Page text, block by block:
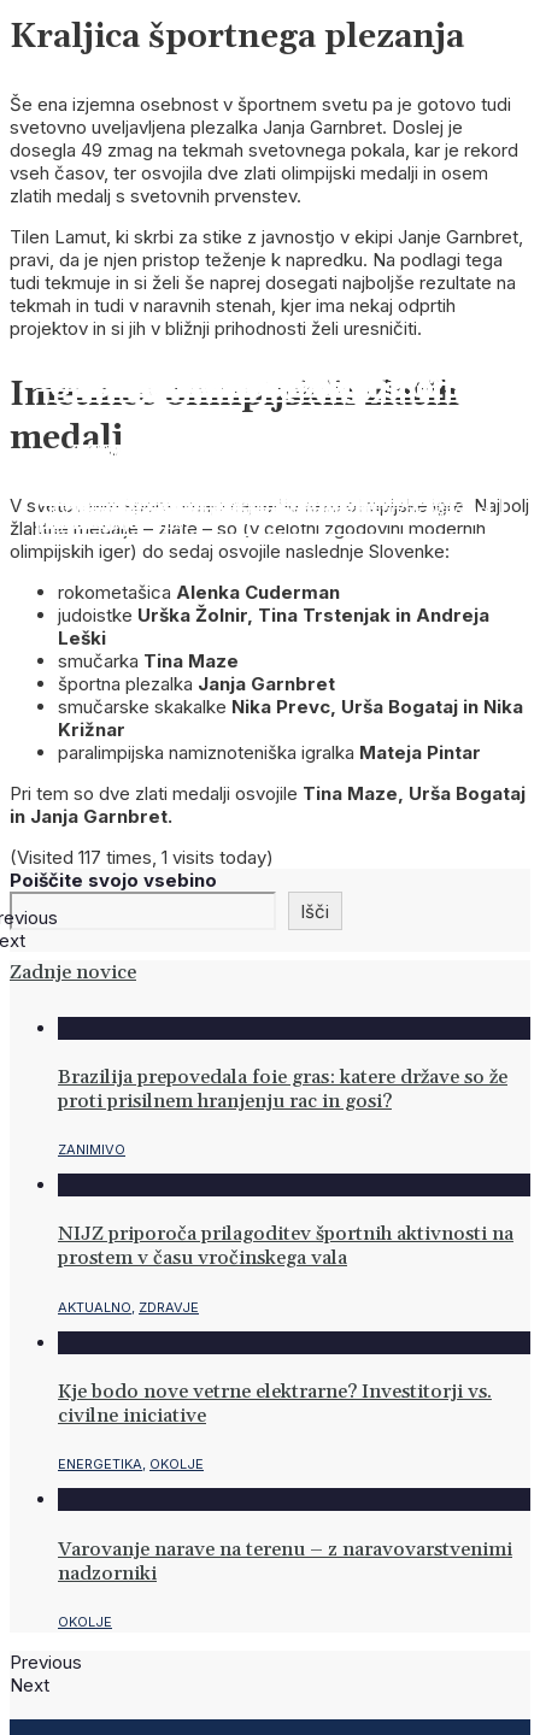
Kraljica športnega plezanja
Še ena izjemna osebnost v športnem svetu pa je gotovo tudi
svetovno uveljavljena plezalka Janja Garnbret. Doslej je
dosegla 49 zmag na tekmah svetovnega pokala, kar je rekord
vseh časov, ter osvojila dve zlati olimpijski medalji in osem
zlatih medalj s svetovnih prvenstev.
Tilen Lamut, ki skrbi za stike z javnostjo v ekipi Janje Garnbret,
pravi, da je njen pristop teženje k napredku. Na podlagi tega
tudi tekmuje in si želi še naprej dosegati najboljše rezultate na
tekmah in tudi v naravnih stenah, kjer ima nekaj odprtih
projektov in si jih v bližnji prihodnosti želi uresničiti.
Imetnice olimpijskih zlatih
medalj
V svetovnem športu imajo največjo težo olimpijske igre. Najbolj
žlahtne medalje – zlate – so (v celotni zgodovini modernih
olimpijskih iger) do sedaj osvojile naslednje Slovenke:
rokometašica Alenka Cuderman
judoistke Urška Žolnir, Tina Trstenjak in Andreja
Leški
smučarka Tina Maze
športna plezalka Janja Garnbret
smučarske skakalke Nika Prevc, Urša Bogataj in Nika
Križnar
paralimpijska namiznoteniška igralka Mateja Pintar
Pri tem so dve zlati medalji osvojile Tina Maze, Urša Bogataj
in Janja Garnbret.
(Visited 117 times, 1 visits today)
Poiščite svojo vsebino
Išči
IZOBRAŽEVANJE 2026
Si znamo predstavljati, kako bo v prihodnosti videti
pouk?
GOSPODARSTVO 2025
Negotovim časom podjetja klubujejo z naložbami v
razvoj
OBČINE 2025
Občine prihodnosti: pametne, trajnostne in inovativne
ZDRAVJE 2025
Zakaj je preventiva najboljša naložba v zdravje?
»SAMO EN DRUŽBENI IZZIV IMAMO:
DEZINFORMACIJE«
ŽENSKA 2025
Graditeljica prihodnosti
PAMETNO PODEŽELJE 2025
Hrano bodo pridelovali roboti
Industrija 5.0 - zavezništvo med človekom in
tehnologijo
Trajnost ni več dodana vrednost, postaja osnovna
zahteva
Zeleni prehod: preobrazba ljudi in navad, ne pa tudi
človeške narave
V znamenju svetovnih razmer, zelenega prehoda in
digitalizacije
Rast bi lahko spodbudili evropski skladi in zelene
naložbe
Zadnje novice
Brazilija prepovedala foie gras: katere države so že
proti prisilnem hranjenju rac in gosi?
ZANIMIVO
NIJZ priporoča prilagoditev športnih aktivnosti na
prostem v času vročinskega vala
AKTUALNO ZDRAVJE
Kje bodo nove vetrne elektrarne? Investitorji vs.
civilne iniciative
ENERGETIKA, OKOLJE
Varovanje narave na terenu – z naravovarstvenimi
nadzorniki
OKOLJE
12 legend slovenskega športa
PETER PREVC
Naročila in več informacij
12 legend slovenskega športa
TINA MAZE
Naročila in več informacij
12 legend slovenskega športa
IZTOK ČOP
Naročila in več informacij
12 legend slovenskega športa
DEJAN ZAVEC
Naročila in več informacij
12 legend slovenskega športa
JANJA GARNBRET
Naročila in več informacij
12 legend slovenskega športa
GORAN DRAGIĆ
Naročila in več informacij
12 legend slovenskega športa
FILIP FLISAR
Naročila in več informacij
Previous
Next